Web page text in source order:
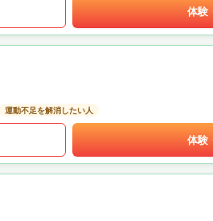
体験
運動不足を解消したい人
体験